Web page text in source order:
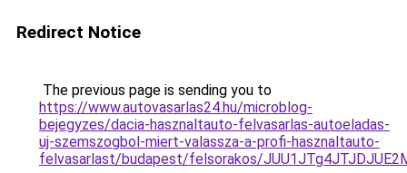
Redirect Notice
The previous page is sending you to
https://www.autovasarlas24.hu/microblog-
bejegyzes/dacia-hasznaltauto-felvasarlas-autoeladas-
uj-szemszogbol-miert-valassza-a-profi-hasznaltauto-
felvasarlast/budapest/felsorakos/